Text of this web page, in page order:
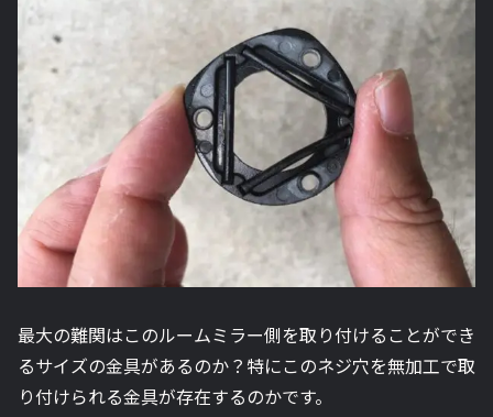
最大の難関はこのルームミラー側を取り付けることができ
るサイズの金具があるのか？特にこのネジ穴を無加工で取
り付けられる金具が存在するのかです。